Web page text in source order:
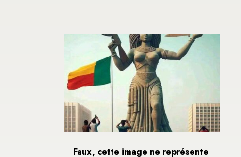
Faux, cette image ne représente